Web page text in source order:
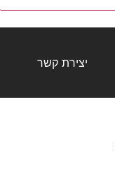
יצירת קשר